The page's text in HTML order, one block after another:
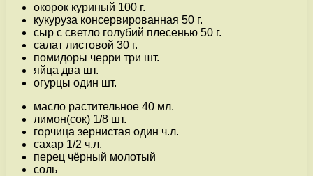
окорок куриный 100 г.
кукуруза консервированная 50 г.
сыр с светло голубий плесенью 50 г.
салат листовой 30 г.
помидоры черри три шт.
яйца два шт.
огурцы один шт.
масло растительное 40 мл.
лимон(сок) 1/8 шт.
горчица зернистая один ч.л.
сахар 1/2 ч.л.
перец чёрный молотый
соль